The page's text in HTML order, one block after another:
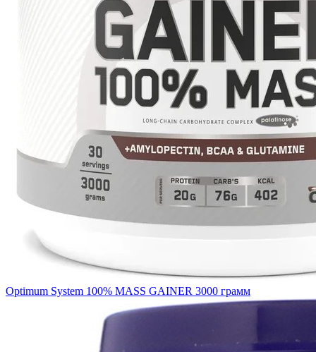
Optimum System 100% MASS GAINER 3000 грамм